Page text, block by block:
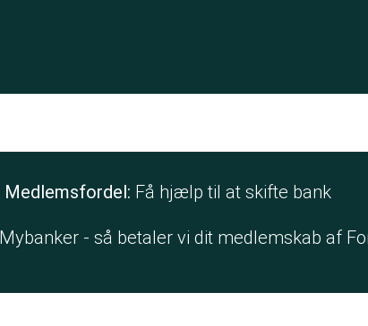
Medlemsfordel: Få hjælp til at skifte bank
- så betaler vi dit medlemskab af